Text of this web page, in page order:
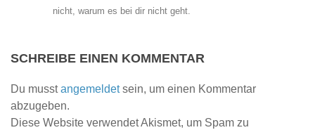
nicht, warum es bei dir nicht geht.
SCHREIBE EINEN KOMMENTAR
Du musstangemeldetsein, um einen Kommentar
abzugeben.
Diese Website verwendet Akismet, um Spam zu